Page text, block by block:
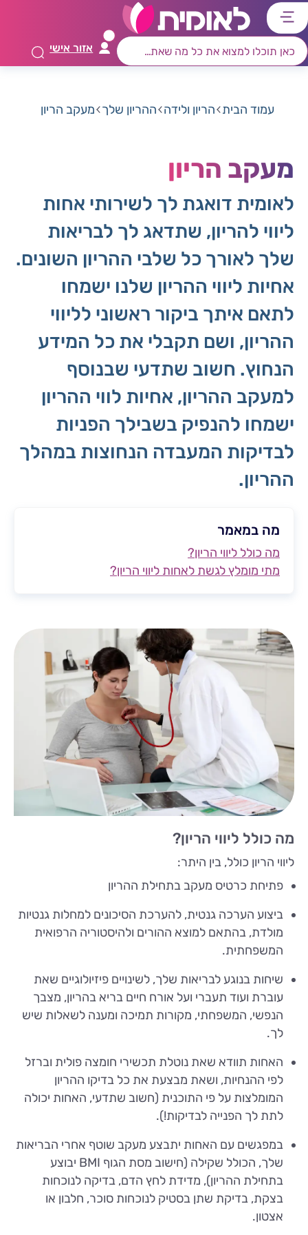
דלג
לתפריט
ראשי
דלג
לרכיב
חיפוש
דלג
לתוכן
מרכזי
דלג
לאזור
קישורים
אזור אישי
עמוד הבית הריון ולידה ההריון שלך מעקב הריון
מעקב הריון
לאומית דואגת לך לשירותי אחות
ליווי להריון, שתדאג לך לבריאות
שלך לאורך כל שלבי ההריון השונים.
אחיות ליווי ההריון שלנו ישמחו
לתאם איתך ביקור ראשוני לליווי
ההריון, ושם תקבלי את כל המידע
הנחוץ. חשוב שתדעי שבנוסף
למעקב ההריון, אחיות לווי ההריון
ישמחו להנפיק בשבילך הפניות
לבדיקות המעבדה הנחוצות במהלך
ההריון.
מה במאמר
מה כולל ליווי הריון?
מתי מומלץ לגשת לאחות ליווי הריון?
מה כולל ליווי הריון?
ליווי הריון כולל, בין היתר:
פתיחת כרטיס מעקב בתחילת ההריון
ביצוע הערכה גנטית, להערכת הסיכונים למחלות גנטיות
מולדת, בהתאם למוצא ההורים ולהיסטוריה הרפואית
המשפחתית.
שיחות בנוגע לבריאות שלך, לשינויים פיזיולוגיים שאת
עוברת ועוד תעברי ועל אורח חיים בריא בהריון, מצבך
הנפשי, המשפחתי, מקורות תמיכה ומענה לשאלות שיש
לך.
האחות תוודא שאת נוטלת תכשירי חומצה פולית וברזל
לפי ההנחיות, ושאת מבצעת את כל בדיקו ההריון
המומלצות על פי התוכנית (חשוב שתדעי, האחות יכולה
לתת לך הפנייה לבדיקות!).
במפגשים עם האחות יתבצע מעקב שוטף אחרי הבריאות
שלך, הכולל שקילה (חישוב מסת הגוף BMI יבוצע
בתחילת ההריון), מדידת לחץ הדם, בדיקה לנוכחות
בצקת, בדיקת שתן בסטיק לנוכחות סוכר, חלבון או
אצטון.